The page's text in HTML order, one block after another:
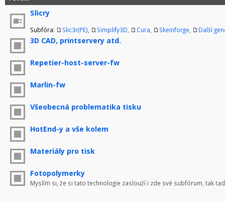
Slicry
Subfóra: Slic3r(PE), Simplify3D, Cura, Skeinforge, Další
3D CAD, printservery atd.
Repetier-host-server-fw
Marlin-fw
Všeobecná problematika tisku
HotEnd-y a vše kolem
Materiály pro tisk
Fotopolymerky
Myslím si, že si tato technologie zaslouží i zde své subfórum, tak